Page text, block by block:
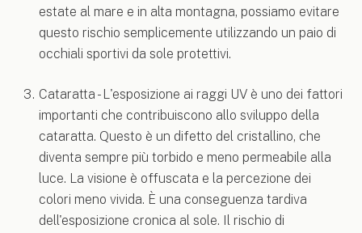
estate al mare e in alta montagna, possiamo evitare
questo rischio semplicemente utilizzando un paio di
occhiali sportivi da sole protettivi.
Cataratta - L'esposizione ai raggi UV è uno dei fattori
importanti che contribuiscono allo sviluppo della
cataratta. Questo è un difetto del cristallino, che
diventa sempre più torbido e meno permeabile alla
luce. La visione è offuscata e la percezione dei
colori meno vivida. È una conseguenza tardiva
dell'esposizione cronica al sole. Il rischio di